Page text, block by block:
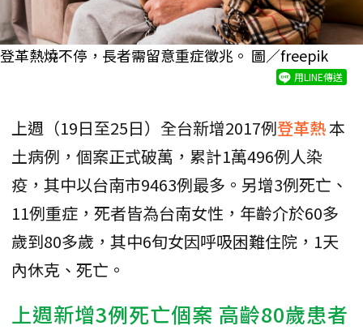
登革熱燒不停，長者需留意重症徵兆。 圖／freepik
用LINE傳送
上週（19日至25日）全台新增2017例登革熱本
土病例，個案正式破萬，累計1萬496例人染
疫，其中以台南市9463例最多。另增3例死亡、
11例重症，死者皆為台南女性，年齡介於60多
歲到80多歲，其中6旬女因呼吸困難住院，1天
內休克、死亡。
上週新增3例死亡個案 高齡80歲患者